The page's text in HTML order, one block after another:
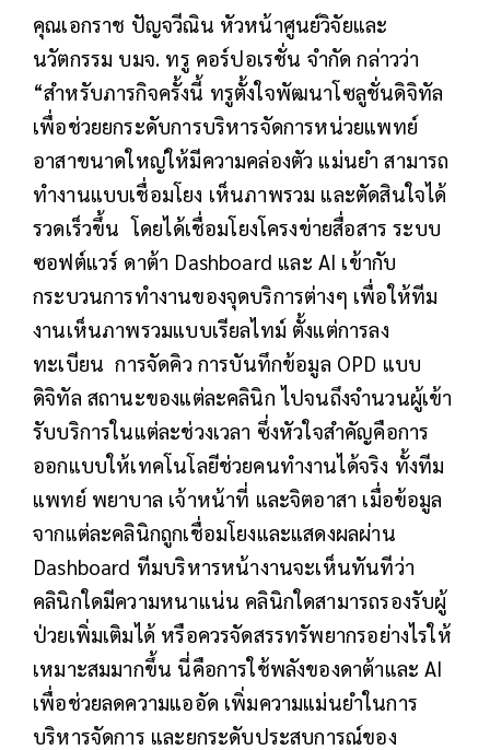
คุณเอกราช ปัญจวีณิน หัวหน้าศูนย์วิจัยและ
นวัตกรรม บมจ. ทรู คอร์ปอเรชั่น จำกัด กล่าวว่า
“สำหรับภารกิจครั้งนี้ ทรูตั้งใจพัฒนาโซลูชั่นดิจิทัล
เพื่อช่วยยกระดับการบริหารจัดการหน่วยแพทย์
อาสาขนาดใหญ่ให้มีความคล่องตัว แม่นยำ สามารถ
ทำงานแบบเชื่อมโยง เห็นภาพรวม และตัดสินใจได้
รวดเร็วขึ้น โดยได้เชื่อมโยงโครงข่ายสื่อสาร ระบบ
ซอฟต์แวร์ ดาต้า Dashboard และ AI เข้ากับ
กระบวนการทำงานของจุดบริการต่างๆ เพื่อให้ทีม
งานเห็นภาพรวมแบบเรียลไทม์ ตั้งแต่การลง
ทะเบียน การจัดคิว การบันทึกข้อมูล OPD แบบ
ดิจิทัล สถานะของแต่ละคลินิก ไปจนถึงจำนวนผู้เข้า
รับบริการในแต่ละช่วงเวลา ซึ่งหัวใจสำคัญคือการ
ออกแบบให้เทคโนโลยีช่วยคนทำงานได้จริง ทั้งทีม
แพทย์ พยาบาล เจ้าหน้าที่ และจิตอาสา เมื่อข้อมูล
จากแต่ละคลินิกถูกเชื่อมโยงและแสดงผลผ่าน
Dashboard ทีมบริหารหน้างานจะเห็นทันทีว่า
คลินิกใดมีความหนาแน่น คลินิกใดสามารถรองรับผู้
ป่วยเพิ่มเติมได้ หรือควรจัดสรรทรัพยากรอย่างไรให้
เหมาะสมมากขึ้น นี่คือการใช้พลังของดาต้าและ AI
เพื่อช่วยลดความแออัด เพิ่มความแม่นยำในการ
บริหารจัดการ และยกระดับประสบการณ์ของ